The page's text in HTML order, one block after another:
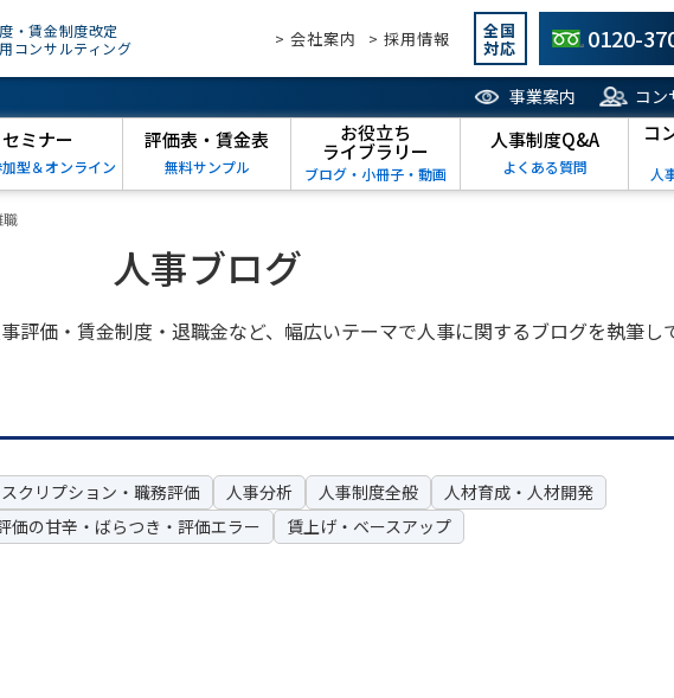
・賃金制度改定
コンサルティング
> 会社案内 > 採用情報 全国
対応 0120-
事業案内 コン
セミナー
型＆オンライン
評価表・賃金表
無料サンプル
お役立ち
ライブラリー
ブログ・小冊子・動画
人事制度Q&A
よくある質問
コ
人
職
人事ブログ
評価・賃金制度・退職金など、幅広いテーマで人事に関するブログを執筆し
クリプション・職務評価 人事分析 人事制度全般
人材育成・人材開発
価の甘辛・ばらつき・評価エラー 賃上げ・ベースアップ